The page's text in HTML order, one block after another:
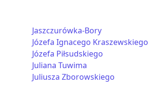
Jaszczurówka-Bory
Józefa Ignacego Kraszewskiego
Józefa Piłsudskiego
Juliana Tuwima
Juliusza Zborowskiego